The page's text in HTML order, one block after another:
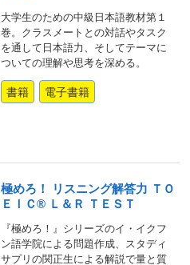
大学生のための中級日本語教材第１
巻。クラスメートとの対話やタスク
を通して日本語力、そしてテーマに
ついての理解や思考を深める。
書籍 電子書籍
極めろ！ リスニング解答力 ＴＯ
ＥＩＣ® Ｌ＆Ｒ ＴＥＳＴ
『極めろ！』シリーズのイ・イクフ
ン語学院による問題作成、スタディ
サプリの関正生による解説で量と質